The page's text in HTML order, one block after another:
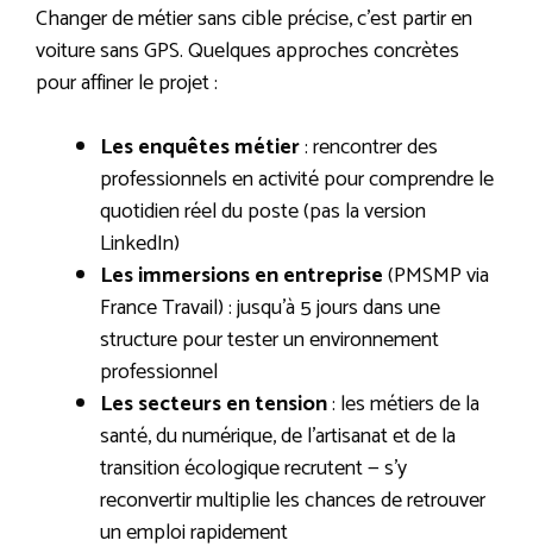
Changer de métier sans cible précise, c’est partir en
voiture sans GPS. Quelques approches concrètes
pour affiner le projet :
Les enquêtes métier: rencontrer des
professionnels en activité pour comprendre le
quotidien réel du poste (pas la version
LinkedIn)
Les immersions en entreprise(PMSMP via
France Travail) : jusqu’à 5 jours dans une
structure pour tester un environnement
professionnel
Les secteurs en tension: les métiers de la
santé, du numérique, de l’artisanat et de la
transition écologique recrutent — s’y
reconvertir multiplie les chances de retrouver
un emploi rapidement